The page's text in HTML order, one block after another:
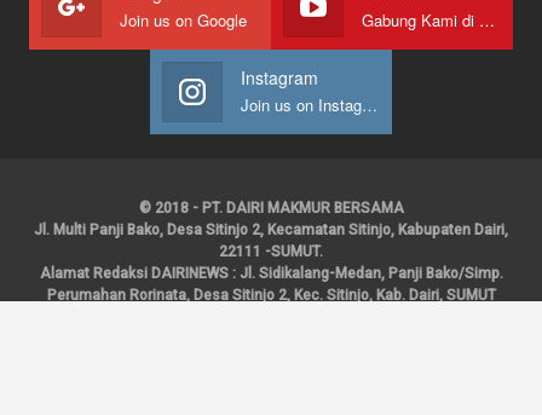
Join us on Google Gabung Kami di Youtube
Instagram
Join us on Instagram
© 2018 - PT. DAIRI MAKMUR BERSAMA
Jl. Multi Panji Bako, Desa Sitinjo 2, Kecamatan Sitinjo, Kabupaten Dairi,
22111 -SUMUT.
Alamat Redaksi DAIRINEWS : Jl. Sidikalang-Medan, Panji Bako/Simp.
Perumahan Rorinata, Desa Sitinjo 2, Kec. Sitinjo, Kab. Dairi, SUMUT